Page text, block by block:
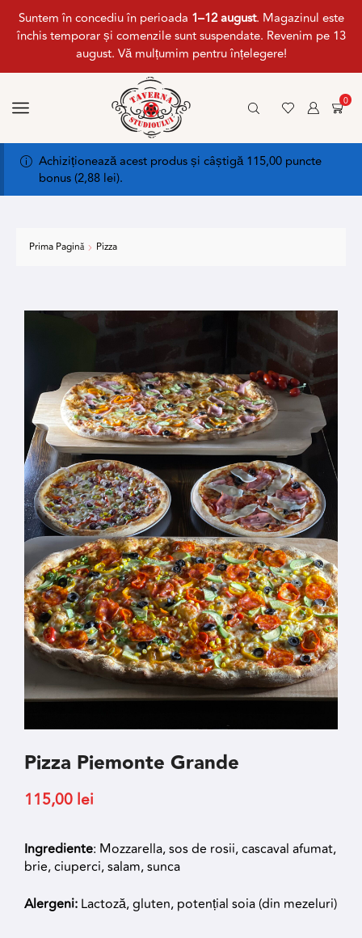
Suntem în concediu în perioada 1–12 august. Magazinul este
închis temporar și comenzile sunt suspendate. Revenim pe 13
august. Vă mulțumim pentru înțelegere!
0
Achiziționează acest produs și câștigă 115,00 puncte
bonus (2,88 lei).
Prima Pagină Pizza
Pizza Piemonte Grande
115,00 lei
Ingrediente: Mozzarella, sos de rosii, cascaval afumat,
brie, ciuperci, salam, sunca
Alergeni: Lactoză, gluten, potențial soia (din mezeluri)